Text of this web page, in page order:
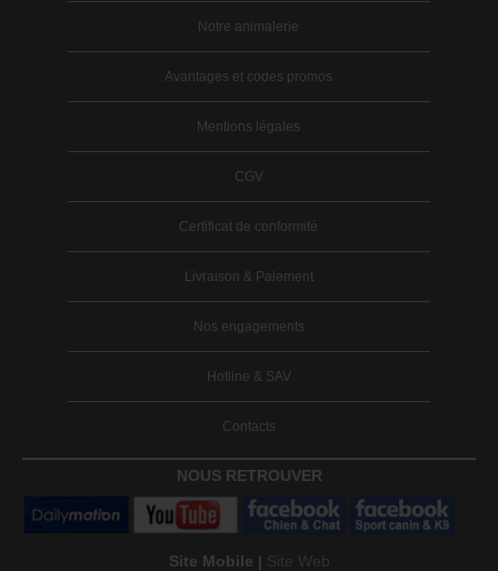
Notre animalerie
Avantages et codes promos
Mentions légales
CGV
Certificat de conformité
Livraison & Paiement
Nos engagements
Hotline & SAV
Contacts
NOUS RETROUVER
Site Mobile | Site Web